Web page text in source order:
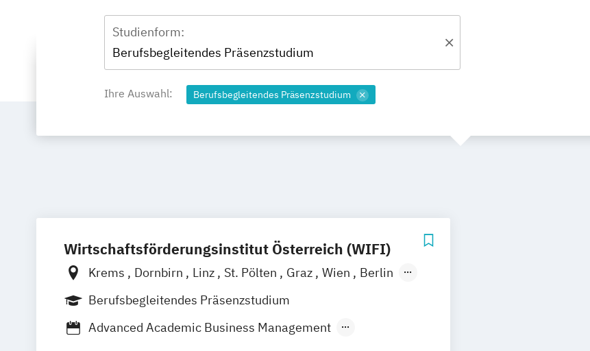
Studienform:
Berufsbegleitendes Präsenzstudium
Ihre Auswahl: Berufsbegleitendes Präsenzstudium
Wirtschaftsförderungsinstitut Österreich (WIFI)
Krems Dornbirn Linz St. Pölten Graz Wien
Berlin
Klagenfurt Innsbruck Salzburg
Berufsbegleitendes Präsenzstudium
Advanced Academic Business Management